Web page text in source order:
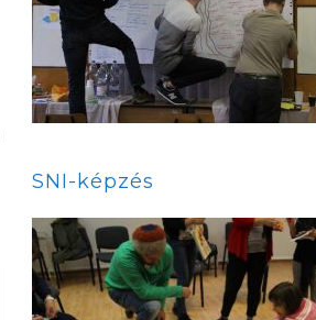
SNI-képzés